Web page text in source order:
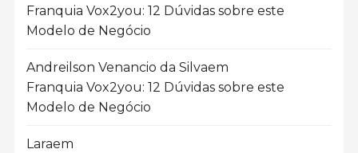
Franquia Vox2you: 12 Dúvidas sobre este
Modelo de Negócio
Andreilson Venancio da Silvaem
Franquia Vox2you: 12 Dúvidas sobre este
Modelo de Negócio
Laraem